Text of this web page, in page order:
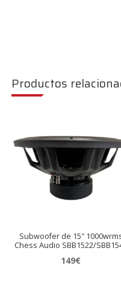
Productos
Subwoofer de 15″
Chess Audio SBB1522/
149€